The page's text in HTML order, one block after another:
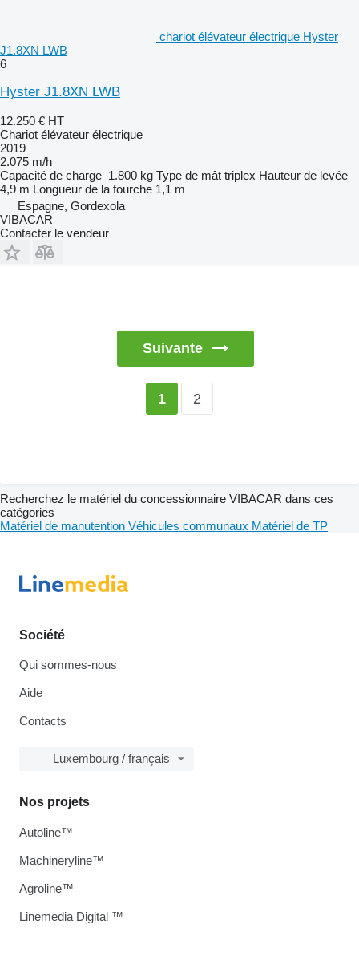
chariot élévateur électrique Hyster
J1.8XN LWB
6
Hyster J1.8XN LWB
12.250 € HT
Chariot élévateur électrique
2019
2.075 m/h
Capacité de charge 1.800 kg Type de mât triplex Hauteur de levée
4,9 m Longueur de la fourche 1,1 m
Espagne, Gordexola
VIBACAR
Contacter le vendeur
Suivante
1 2
Recherchez le matériel du concessionnaire VIBACAR dans ces
catégories
Matériel de manutention Véhicules communaux Matériel de TP
Société
Qui sommes-nous
Aide
Contacts
Luxembourg / français
Nos projets
Autoline™
Machineryline™
Agroline™
Linemedia Digital ™